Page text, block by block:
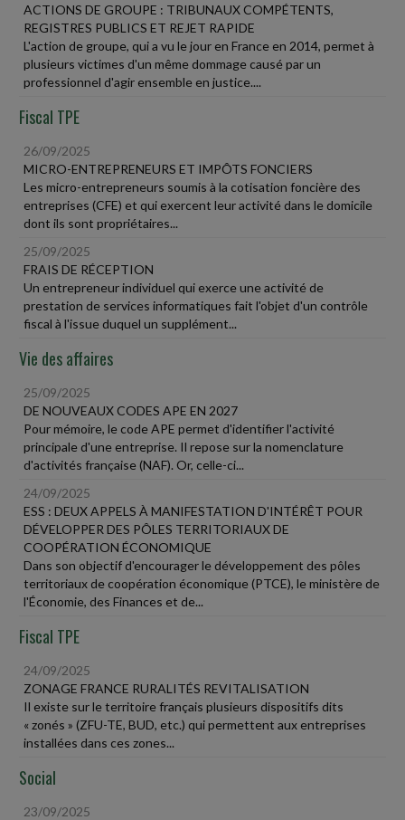
ACTIONS DE GROUPE : TRIBUNAUX COMPÉTENTS,
REGISTRES PUBLICS ET REJET RAPIDE
L'action de groupe, qui a vu le jour en France en 2014, permet à
plusieurs victimes d'un même dommage causé par un
professionnel d'agir ensemble en justice....
Fiscal TPE
26/09/2025
MICRO-ENTREPRENEURS ET IMPÔTS FONCIERS
Les micro-entrepreneurs soumis à la cotisation foncière des
entreprises (CFE) et qui exercent leur activité dans le domicile
dont ils sont propriétaires...
25/09/2025
FRAIS DE RÉCEPTION
Un entrepreneur individuel qui exerce une activité de
prestation de services informatiques fait l'objet d'un contrôle
fiscal à l'issue duquel un supplément...
Vie des affaires
25/09/2025
DE NOUVEAUX CODES APE EN 2027
Pour mémoire, le code APE permet d'identifier l'activité
principale d'une entreprise. Il repose sur la nomenclature
d'activités française (NAF). Or, celle-ci...
24/09/2025
ESS : DEUX APPELS À MANIFESTATION D'INTÉRÊT POUR
DÉVELOPPER DES PÔLES TERRITORIAUX DE
COOPÉRATION ÉCONOMIQUE
Dans son objectif d'encourager le développement des pôles
territoriaux de coopération économique (PTCE), le ministère de
l'Économie, des Finances et de...
Fiscal TPE
24/09/2025
ZONAGE FRANCE RURALITÉS REVITALISATION
Il existe sur le territoire français plusieurs dispositifs dits
« zonés » (ZFU-TE, BUD, etc.) qui permettent aux entreprises
installées dans ces zones...
Social
23/09/2025